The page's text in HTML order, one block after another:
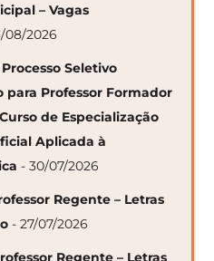
– Vagas
08/2026
Seletivo
Professor Formador
de Especialização
Aplicada à
- 30/07/2026
Regente – Letras
- 27/07/2026
Regente – Letras